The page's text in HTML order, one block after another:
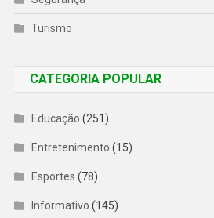
Turismo
CATEGORIA POPULAR
Educação (251)
Entretenimento (15)
Esportes (78)
Informativo (145)